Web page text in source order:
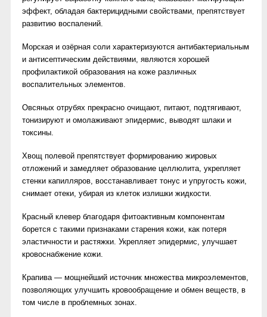
эффект, обладая бактерицидными свойствами, препятствует
развитию воспалений.
Морская и озёрная соли характеризуются антибактериальным
и антисептическим действиями, являются хорошей
профилактикой образования на коже различных
воспалительных элементов.
Овсяных отрубях прекрасно очищают, питают, подтягивают,
тонизируют и омолаживают эпидермис, выводят шлаки и
токсины.
Хвощ полевой препятствует формированию жировых
отложений и замедляет образование целлюлита, укрепляет
стенки капилляров, восстанавливает тонус и упругость кожи,
снимает отеки, убирая из клеток излишки жидкости.
Красный клевер благодаря фитоактивным компонентам
борется с такими признаками старения кожи, как потеря
эластичности и растяжки. Укрепляет эпидермис, улучшает
кровоснабжение кожи.
Крапива — мощнейший источник множества микроэлементов,
позволяющих улучшить кровообращение и обмен веществ, в
том числе в проблемных зонах.